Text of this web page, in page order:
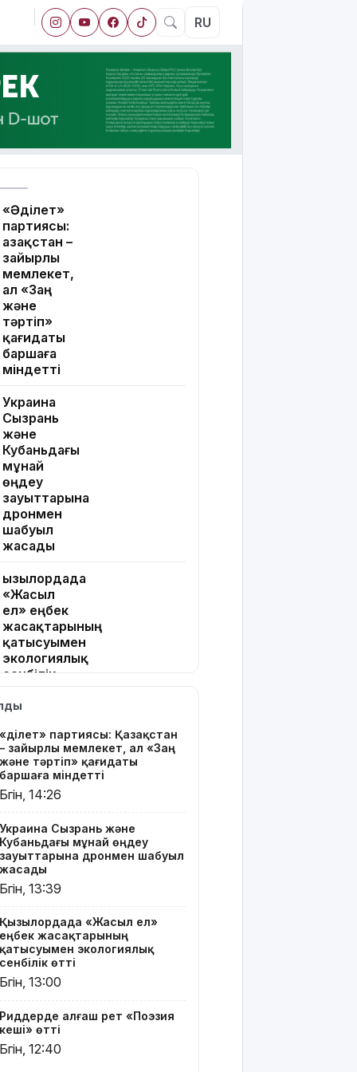
RU
«Әділет»
партиясы:
Қазақстан –
зайырлы
мемлекет,
ал «Заң
және
тәртіп»
қағидаты
баршаға
міндетті
Украина
Сызрань
және
Кубаньдағы
мұнай
өңдеу
зауыттарына
дронмен
шабуыл
жасады
Қызылордада
«Жасыл
ел» еңбек
жасақтарының
қатысуымен
экологиялық
сенбілік
алғаш рет
«Поэзия
кеші» өтті
"Қорғансыз
көп
болды":
Дариға
Бадықова
елге
айтпаған
құпиясын
жайып
салды
тікелей
эфирі үшін
Тараз
тұрғыны 5
«Әділет» партиясы: Қазақстан
– зайырлы мемлекет, ал «Заң
және тәртіп» қағидаты
баршаға міндетті
Бүгін, 14:26
Украина Сызрань және
Кубаньдағы мұнай өңдеу
зауыттарына дронмен шабуыл
жасады
Бүгін, 13:39
Қызылордада «Жасыл ел»
еңбек жасақтарының
қатысуымен экологиялық
сенбілік өтті
Бүгін, 13:00
Риддерде алғаш рет «Поэзия
кеші» өтті
Бүгін, 12:40